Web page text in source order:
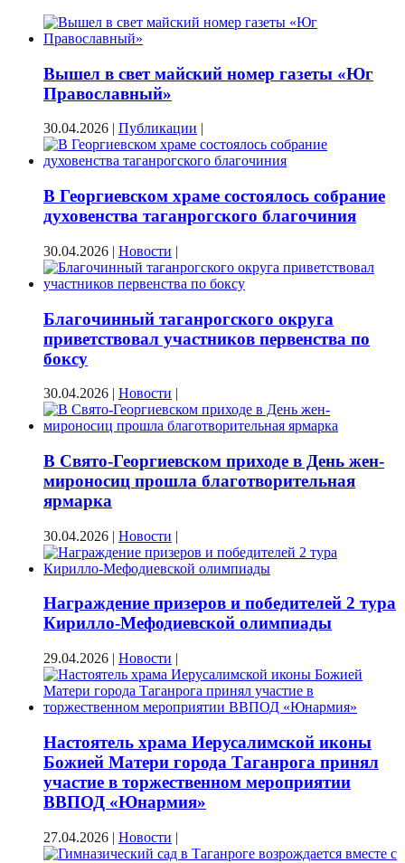
Вышел в свет майский номер газеты «Юг
Православный»
30.04.2026 | Публикации |
В Георгиевском храме состоялось собрание
духовенства таганрогского благочиния
30.04.2026 | Новости |
Благочинный таганрогского округа
приветствовал участников первенства по
боксу
30.04.2026 | Новости |
В Свято-Георгиевском приходе в День жен-
мироносиц прошла благотворительная
ярмарка
30.04.2026 | Новости |
Награждение призеров и победителей 2 тура
Кирилло-Мефодиевской олимпиады
29.04.2026 | Новости |
Настоятель храма Иерусалимской иконы
Божией Матери города Таганрога принял
участие в торжественном мероприятии
ВВПОД «Юнармия»
27.04.2026 | Новости |